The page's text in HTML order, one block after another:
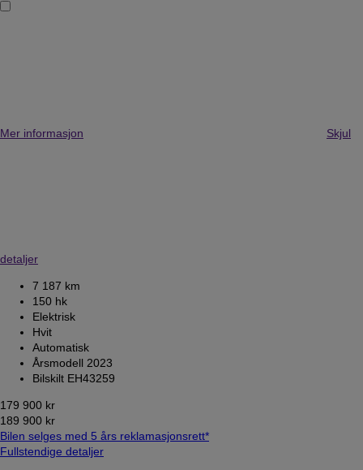
Mer informasjon Skjul
detaljer
7 187 km
150 hk
Elektrisk
Hvit
Automatisk
Årsmodell 2023
Bilskilt EH43259
179 900 kr
189 900 kr
Bilen selges med 5 års reklamasjonsrett*
Fullstendige detaljer